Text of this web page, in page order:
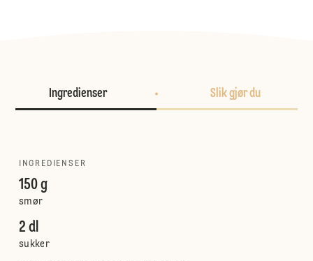
Ingredienser Slik gjør du
INGREDIENSER
150 g
smør
2 dl
sukker